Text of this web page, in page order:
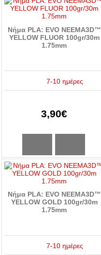
Νήμα PLA: EVO NEEMA3D™
YELLOW FLUOR 100gr/30m
1.75mm
7-10 ημέρες
3,90€
Νήμα PLA: EVO NEEMA3D™
YELLOW GOLD 100gr/30m
1.75mm
7-10 ημέρες